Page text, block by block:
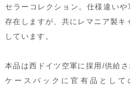
セラーコレクション。仕様違い
存在しますが、共にレマニア製キ
しています。
本品は西ドイツ空軍に採用/供給さ
ケースバックに官有品として